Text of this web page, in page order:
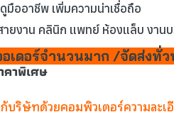
มืออาชีพ เพิ่มความน่าเชื่อถือ
ายงาน คลินิก แพทย์ ห้องแล็บ งาน
เดอร์จำนวนมาก /จัดส่งทั่ว
าพิเศษ
บริษัทด้วยคอมพิวเตอร์ความละ